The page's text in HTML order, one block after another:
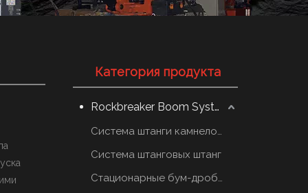
Категория продукта
Rockbreaker Boom System
Система штанги камнеломщика
Система штанговых штанг
Стационарные бум-дробилки